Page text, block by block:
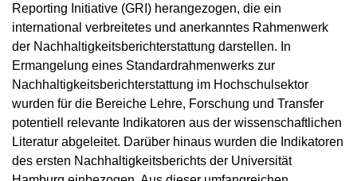
Reporting Initiative (GRI) herangezogen, die ein
international verbreitetes und anerkanntes Rahmenwerk
der Nachhaltigkeitsberichterstattung darstellen. In
Ermangelung eines Standardrahmenwerks zur
Nachhaltigkeitsberichterstattung im Hochschulsektor
wurden für die Bereiche Lehre, Forschung und Transfer
potentiell relevante Indikatoren aus der wissenschaftlichen
Literatur abgeleitet. Darüber hinaus wurden die Indikatoren
des ersten Nachhaltigkeitsberichts der Universität